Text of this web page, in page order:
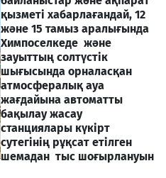
қызметі хабарлағандай, 12
және 15 тамыз аралығында
Химпоселкеде және
зауыттың солтүстік
шығысында орналасқан
атмосфералық ауа
жағдайына автоматты
бақылау жасау
станциялары күкірт
сутегінің рұқсат етілген
шемадан тыс шоғырлануын